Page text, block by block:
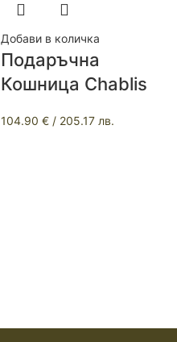
Добави в количка
Подаръчна
Кошница Chablis
104.90 € / 205.17 лв.